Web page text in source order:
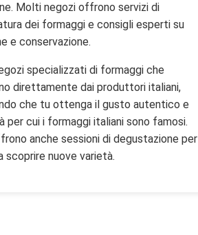
Molti negozi offrono servizi di
dei formaggi e consigli esperti su
e conservazione.
specializzati di formaggi che
direttamente dai produttori italiani,
che tu ottenga il gusto autentico e
per cui i formaggi italiani sono famosi.
anche sessioni di degustazione per
scoprire nuove varietà.